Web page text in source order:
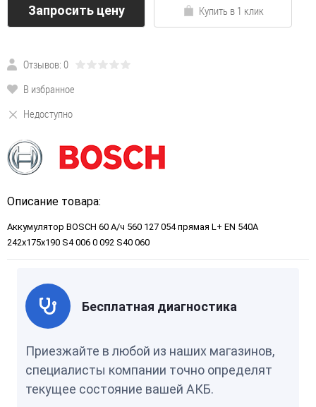
Запросить цену Купить в 1 клик
Отзывов: 0
В избранное
Недоступно
Описание товара:
Аккумулятор BOSCH 60 А/ч 560 127 054 прямая L+ EN 540A
242x175x190 S4 006 0 092 S40 060
Бесплатная диагностика
Приезжайте в любой из наших магазинов,
специалисты компании точно определят
текущее состояние вашей АКБ.